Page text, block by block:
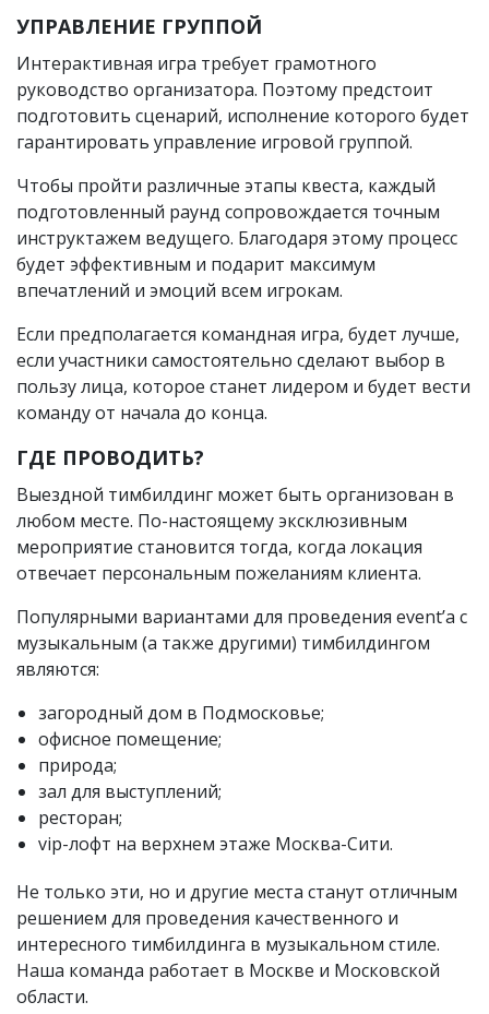
УПРАВЛЕНИЕ ГРУППОЙ
Интерактивная игра требует грамотного
руководство организатора. Поэтому предстоит
подготовить сценарий, исполнение которого будет
гарантировать управление игровой группой.
Чтобы пройти различные этапы квеста, каждый
подготовленный раунд сопровождается точным
инструктажем ведущего. Благодаря этому процесс
будет эффективным и подарит максимум
впечатлений и эмоций всем игрокам.
Если предполагается командная игра, будет лучше,
если участники самостоятельно сделают выбор в
пользу лица, которое станет лидером и будет вести
команду от начала до конца.
ГДЕ ПРОВОДИТЬ?
Выездной тимбилдинг может быть организован в
любом месте. По-настоящему эксклюзивным
мероприятие становится тогда, когда локация
отвечает персональным пожеланиям клиента.
Популярными вариантами для проведения event’a с
музыкальным (а также другими) тимбилдингом
являются:
загородный дом в Подмосковье;
офисное помещение;
природа;
зал для выступлений;
ресторан;
vip-лофт на верхнем этаже Москва-Сити.
Не только эти, но и другие места станут отличным
решением для проведения качественного и
интересного тимбилдинга в музыкальном стиле.
Наша команда работает в Москве и Московской
области.